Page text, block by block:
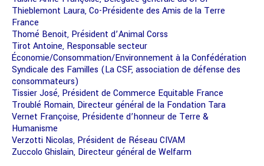
Thieblemont Laura, Co-Présidente des Amis de la Terre
France
Thomé Benoit, Président d’Animal Corss
Tirot Antoine, Responsable secteur
Économie/Consommation/Environnement à la Confédération
Syndicale des Familles (La CSF, association de défense des
consommateurs)
Tissier José, Président de Commerce Equitable France
Troublé Romain, Directeur général de la Fondation Tara
Vernet Françoise, Présidente d’honneur de Terre &
Humanisme
Verzotti Nicolas, Président de Réseau CIVAM
Zuccolo Ghislain, Directeur général de Welfarm